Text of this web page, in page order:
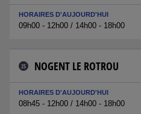
HORAIRES D'AUJOURD'HUI
09h00 - 12h00 / 14h00 - 18h00
25 NOGENT LE ROTROU
HORAIRES D'AUJOURD'HUI
08h45 - 12h00 / 14h00 - 18h00